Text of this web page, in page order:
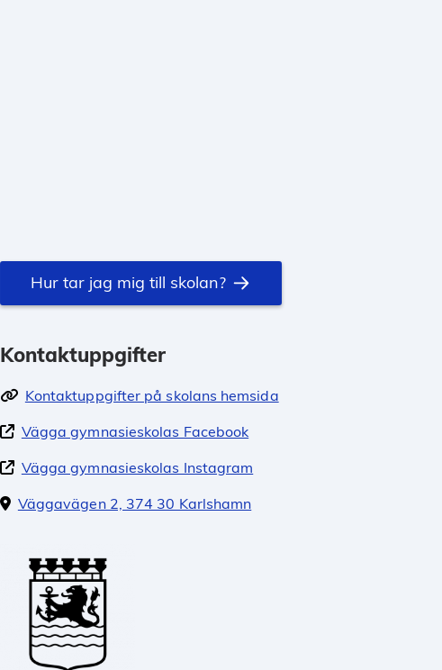
Hur tar jag mig till skolan?
Kontaktuppgifter
Kontaktuppgifter på skolans hemsida
Vägga gymnasieskolas Facebook
Vägga gymnasieskolas Instagram
Väggavägen 2, 374 30 Karlshamn